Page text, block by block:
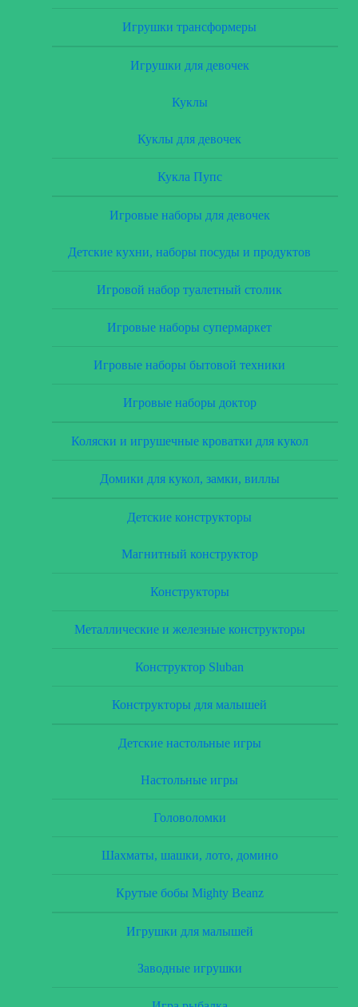
Игрушки трансформеры
Игрушки для девочек
Куклы
Куклы для девочек
Кукла Пупс
Игровые наборы для девочек
Детские кухни, наборы посуды и продуктов
Игровой набор туалетный столик
Игровые наборы супермаркет
Игровые наборы бытовой техники
Игровые наборы доктор
Коляски и игрушечные кроватки для кукол
Домики для кукол, замки, виллы
Детские конструкторы
Магнитный конструктор
Конструкторы
Металлические и железные конструкторы
Конструктор Sluban
Конструкторы для малышей
Детские настольные игры
Настольные игры
Головоломки
Шахматы, шашки, лото, домино
Крутые бобы Mighty Beanz
Игрушки для малышей
Заводные игрушки